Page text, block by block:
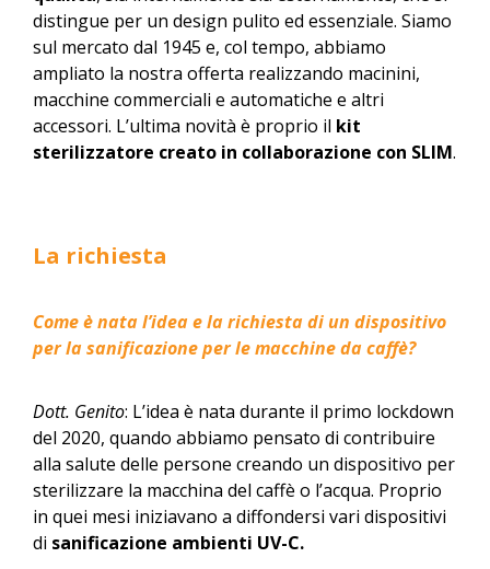
distingue per un design pulito ed essenziale. Siamo
sul mercato dal 1945 e, col tempo, abbiamo
ampliato la nostra offerta realizzando macinini,
macchine commerciali e automatiche e altri
accessori. L’ultima novità è proprio il kit
sterilizzatore creato in collaborazione con SLIM.
La richiesta
Come è nata l’idea e la richiesta di un dispositivo
per la sanificazione per le macchine da caffè?
Dott. Genito: L’idea è nata durante il primo lockdown
del 2020, quando abbiamo pensato di contribuire
alla salute delle persone creando un dispositivo per
sterilizzare la macchina del caffè o l’acqua. Proprio
in quei mesi iniziavano a diffondersi vari dispositivi
di sanificazione ambienti UV-C.